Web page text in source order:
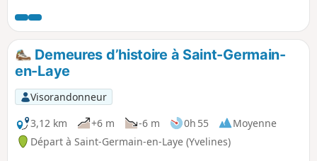
"Coquette". Une touche mémorielle est apportée par le
monument en hommage à l'Escadrille Lafayette.
Demeures d’histoire à Saint-Germain-
en-Laye
Visorandonneur
3,12 km
+6 m -6 m 0h 55
Moyenne
Départ à Saint-Germain-en-Laye (Yvelines)